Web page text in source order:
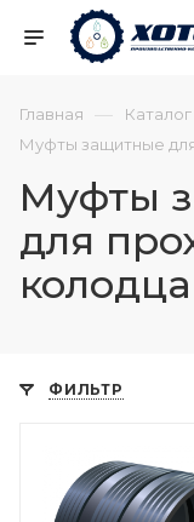
Главная — Каталог
Муфты защитные
Муфты
для
колодца
ФИЛЬТР